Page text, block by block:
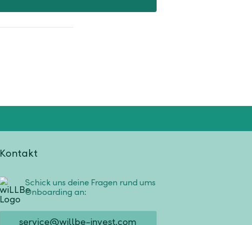
Kontakt
Schick uns deine Fragen rund ums
Onboarding an:
service@willbe-invest.com